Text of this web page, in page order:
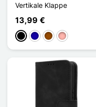
Vertikale Klappe
13,99 €
SchwarzDunkelblau
BraunRoségold